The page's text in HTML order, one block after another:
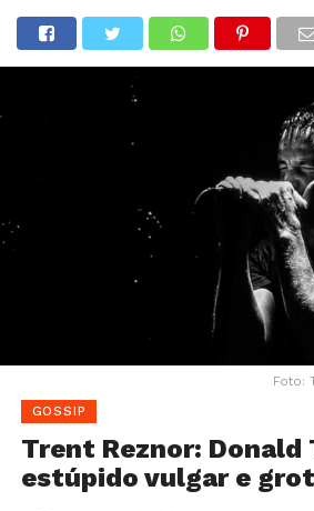
Foto:
GOSSIP
Trent Reznor: Donald
estúpido vulgar e